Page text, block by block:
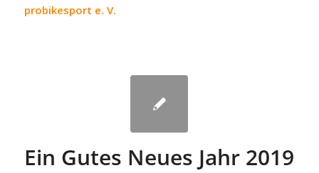
probikesport e. V.
Ein Gutes Neues Jahr 2019